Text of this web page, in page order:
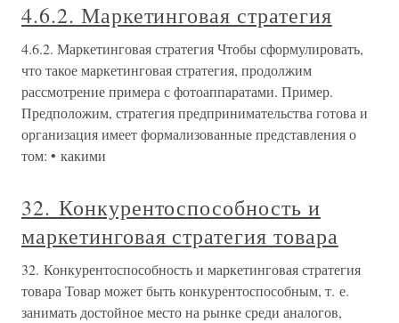
4.6.2. Маркетинговая стратегия
4.6.2. Маркетинговая стратегия Чтобы сформулировать,
что такое маркетинговая стратегия, продолжим
рассмотрение примера с фотоаппаратами. Пример.
Предположим, стратегия предпринимательства готова и
организация имеет формализованные представления о
том: • какими
32. Конкурентоспособность и
маркетинговая стратегия товара
32. Конкурентоспособность и маркетинговая стратегия
товара Товар может быть конкурентоспособным, т. е.
занимать достойное место на рынке среди аналогов,